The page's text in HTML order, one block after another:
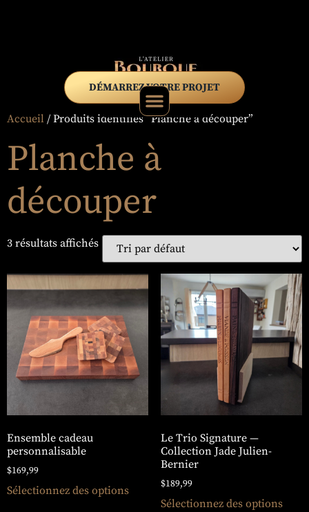
DÉMARREZ VOTRE PROJET
Accueil / Produits identifiés “Planche à découper”
Planche à
découper
3 résultats affichés
Ensemble cadeau
personnalisable
$169,99
Sélectionnez des options
Le Trio Signature —
Collection Jade Julien-
Bernier
$189,99
Sélectionnez des options